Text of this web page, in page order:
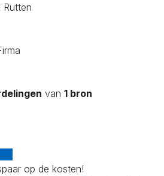
Rutten
van 1 bron
op de kosten!